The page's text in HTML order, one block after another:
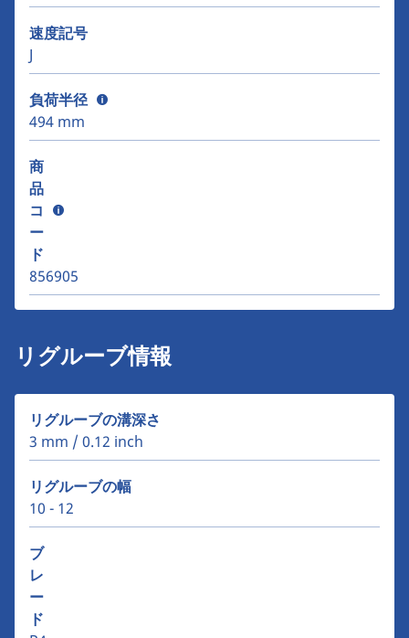
速度記号
J
負荷半径
494 mm
商
品
コ
ー
ド
856905
リグルーブ情報
リグルーブの溝深さ
3 mm / 0.12 inch
リグルーブの幅
10 - 12
ブ
レ
ー
ド